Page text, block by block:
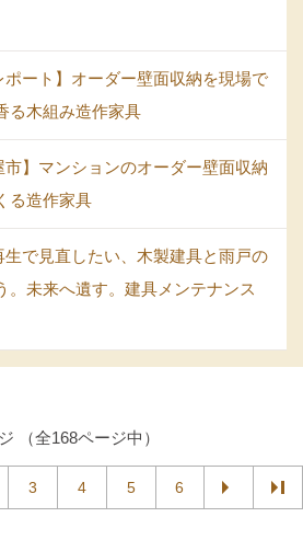
ポート】オーダー壁面収納を現場で
る木組み造作家具
市】マンションのオーダー壁面収納
る造作家具
生で見直したい、木製建具と雨戸の
。未来へ遺す。建具メンテナンス
（全168ページ中）
3 4 5 6